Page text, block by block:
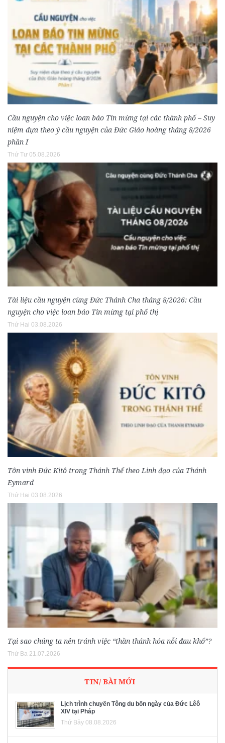
Cầu nguyện cho việc loan báo Tin mừng tại các thành phố – Suy
niệm dựa theo ý cầu nguyện của Đức Giáo hoàng tháng 8/2026
phần I
Thứ Tư 05.08.2026
Tài liệu cầu nguyện cùng Đức Thánh Cha tháng 8/2026: Cầu
nguyện cho việc loan báo Tin mừng tại phố thị
Thứ Hai 03.08.2026
Tôn vinh Đức Kitô trong Thánh Thể theo Linh đạo của Thánh
Eymard
Thứ Hai 03.08.2026
Tại sao chúng ta nên tránh việc “thần thánh hóa nỗi đau khổ”?
Thứ Ba 21.07.2026
TIN/ BÀI MỚI
Lịch trình chuyến Tông du bốn ngày của Đức Lêô
XIV tại Pháp
Thứ Bảy 08.08.2026